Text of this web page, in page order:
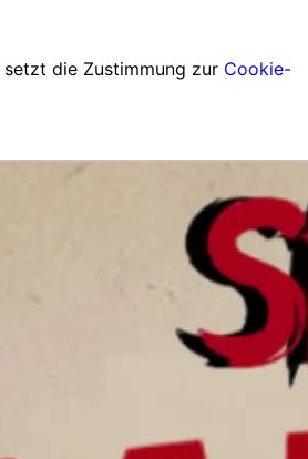
die Zustimmung zur Cookie-